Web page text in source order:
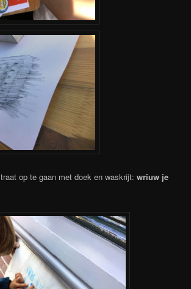
op te gaan met doek en waskrijt:wriuw je